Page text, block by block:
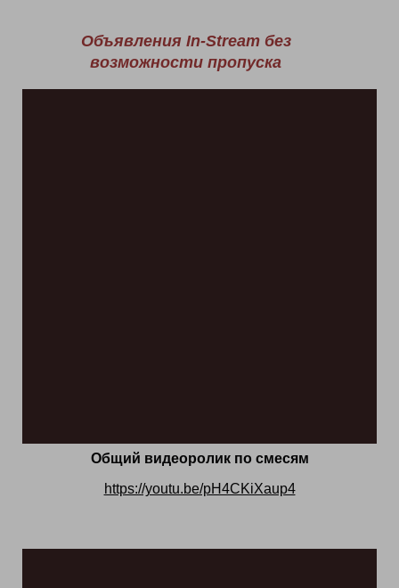
Объявления In-Stream без
возможности пропуска
Общий видеоролик по смесям
https://youtu.be/pH4CKiXaup4